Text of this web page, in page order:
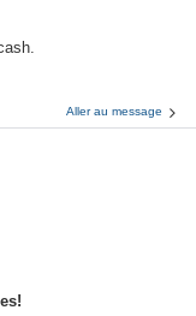
Aller au message